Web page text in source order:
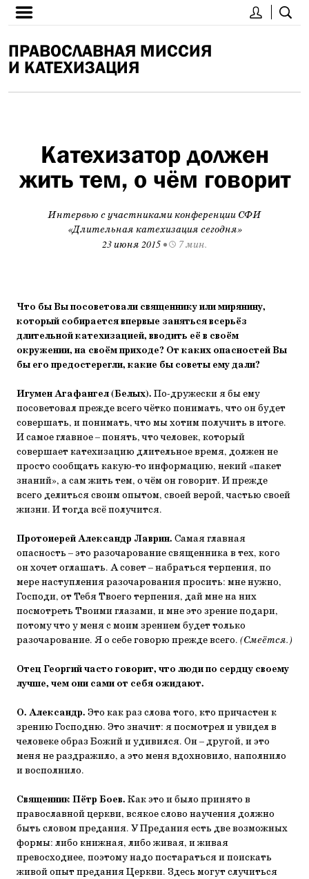
ПРАВОСЛАВНАЯ МИССИЯ
И КАТЕХИЗАЦИЯ
Катехизатор должен
жить тем, о чём говорит
Интервью с участниками конференции СФИ
«Длительная катехизация сегодня»
23 июня 2015• 7 мин.
Что бы Вы посоветовали священнику или мирянину,
который собирается впервые заняться всерьёз
длительной катехизацией, вводить её в своём
окружении, на своём приходе? От каких опасностей Вы
бы его предостерегли, какие бы советы ему дали?
Игумен Агафангел (Белых). По-дружески я бы ему
посоветовал прежде всего чётко понимать, что он будет
совершать, и понимать, что мы хотим получить в итоге.
И самое главное – понять, что человек, который
совершает катехизацию длительное время, должен не
просто сообщать какую-то информацию, некий «пакет
знаний», а сам жить тем, о чём он говорит. И прежде
всего делиться своим опытом, своей верой, частью своей
жизни. И тогда всё получится.
Протоиерей Александр Лаврин. Самая главная
опасность – это разочарование священника в тех, кого
он хочет оглашать. А совет – набраться терпения, по
мере наступления разочарования просить: мне нужно,
Господи, от Тебя Твоего терпения, дай мне на них
посмотреть Твоими глазами, и мне это зрение подари,
потому что у меня с моим зрением будет только
разочарование. Я о себе говорю прежде всего. (Смеётся.)
Отец Георгий часто говорит, что люди по сердцу своему
лучше, чем они сами от себя ожидают.
О. Александр. Это как раз слова того, кто причастен к
зрению Господню. Это значит: я посмотрел и увидел в
человеке образ Божий и удивился. Он – другой, и это
меня не раздражило, а это меня вдохновило, наполнило
и восполнило.
Священник Пётр Боев. Как это и было принято в
православной церкви, всякое слово научения должно
быть словом предания. У Предания есть две возможных
формы: либо книжная, либо живая, и живая
превосходнее, поэтому надо постараться и поискать
живой опыт предания Церкви. Здесь могут случиться